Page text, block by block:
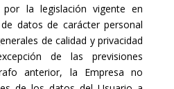
por la legislación vigente en
datos de carácter personal
de calidad y privacidad
de las previsiones
anterior, la Empresa no